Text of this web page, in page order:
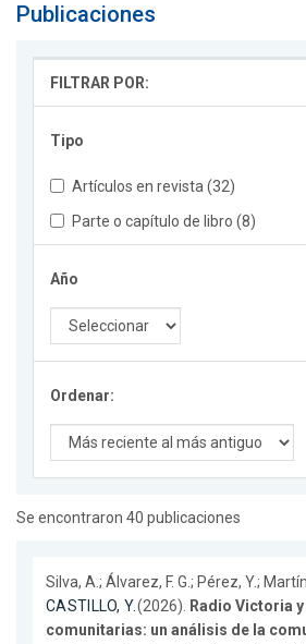
Publicaciones
FILTRAR POR:
Tipo
Artículos en revista (32)
Parte o capítulo de libro (8)
Año
Ordenar:
Se encontraron 40 publicaciones
Silva, A.; Álvarez, F. G.; Pérez, Y.;
CASTILLO, Y.(2026). Radio Victoria
comunitarias: un análisis de la